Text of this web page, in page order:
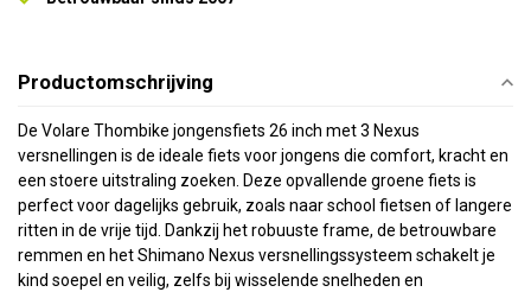
Productomschrijving
De Volare Thombike jongensfiets 26 inch met 3 Nexus
versnellingen is de ideale fiets voor jongens die comfort, kracht en
een stoere uitstraling zoeken. Deze opvallende groene fiets is
perfect voor dagelijks gebruik, zoals naar school fietsen of langere
ritten in de vrije tijd. Dankzij het robuuste frame, de betrouwbare
remmen en het Shimano Nexus versnellingssysteem schakelt je
kind soepel en veilig, zelfs bij wisselende snelheden en